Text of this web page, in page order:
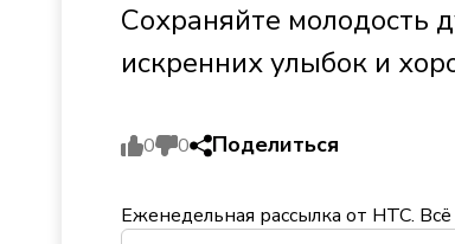
Сохраняйте молодость
искренних улыбок и
0 0 Поделиться
Еженедельная рассылка от НТС.